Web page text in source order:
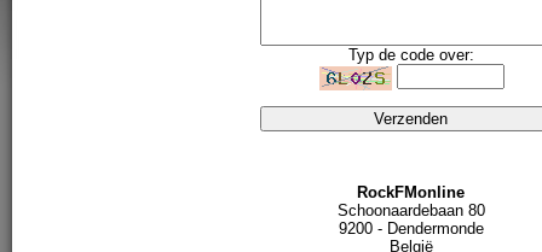
Typ de code over:
RockFMonline
Schoonaardebaan 80
9200 - Dendermonde
België